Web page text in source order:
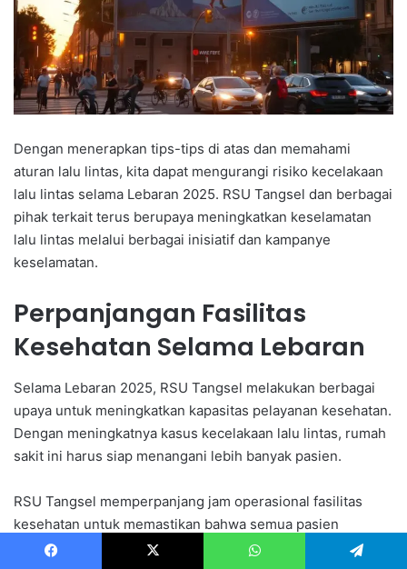
Dengan menerapkan tips-tips di atas dan memahami
aturan lalu lintas, kita dapat mengurangi risiko kecelakaan
lalu lintas selama Lebaran 2025. RSU Tangsel dan berbagai
pihak terkait terus berupaya meningkatkan keselamatan
lalu lintas melalui berbagai inisiatif dan kampanye
keselamatan.
Perpanjangan Fasilitas
Kesehatan Selama Lebaran
Selama Lebaran 2025, RSU Tangsel melakukan berbagai
upaya untuk meningkatkan kapasitas pelayanan kesehatan.
Dengan meningkatnya kasus kecelakaan lalu lintas, rumah
sakit ini harus siap menangani lebih banyak pasien.
RSU Tangsel memperpanjang jam operasional fasilitas
kesehatan untuk memastikan bahwa semua pasien
mendapatkan perawatan yang tepat waktu.
Pelayanan